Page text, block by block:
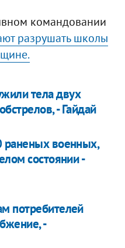
командовании
разрушать школы
тела двух
- Гайдай
раненых военных,
состоянии -
потребителей
-